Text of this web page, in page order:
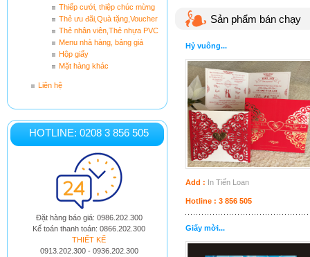
Thiếp cưới, thiệp chúc mừng
Thẻ ưu đãi,Quà tặng,Voucher
Thẻ nhân viên,Thẻ nhựa PVC
Menu nhà hàng, bảng giá
Hộp giấy
Mặt hàng khác
Liên hệ
HOTLINE: 0208 3 856 505
Đặt hàng báo giá: 0986.202.300
Kế toán thanh toán: 0866.202.300
THIẾT KẾ
0913.202.300 - 0936.202.300
Sản phẩm bán chạy
Hỷ vuông...
Add : In Tiến Loan
Hotline : 3 856 505
Giấy mời...